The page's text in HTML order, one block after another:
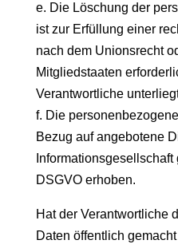
e. Die Löschung der
ist zur Erfüllung einer
nach dem Unionsrecht
Mitgliedstaaten
Verantwortliche
f. Die
Bezug auf angebotene
DSGVO erhoben.
Hat der Verantwortliche
Daten öffentlich